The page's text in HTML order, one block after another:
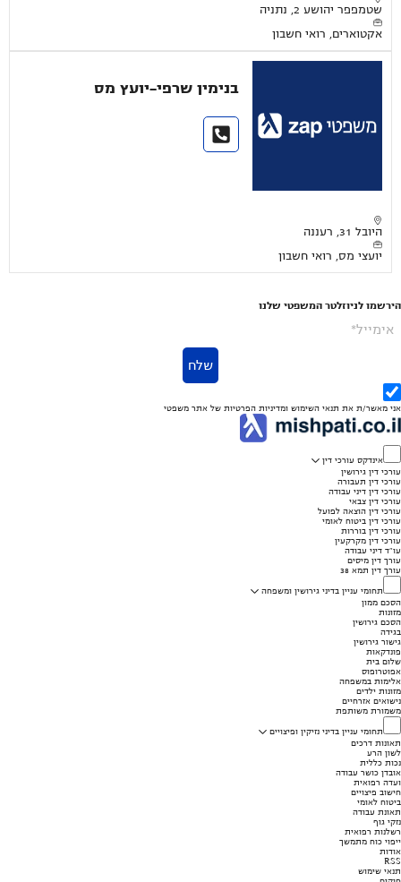
שטמפפר יהושע 2, נתניה
אקטוארים, רואי חשבון
בנימין שרפי-יועץ מס
היובל 31, רעננה
יועצי מס, רואי חשבון
הירשמו לניוזלטר המשפטי שלנו
אימייל*
שלח
אני מאשר/ת את תנאי השימוש ומדיניות הפרטיות של אתר משפטי
אינדקס עורכי דין
עורכי דין גירושין
עורכי דין תעבורה
עורכי דין דיני עבודה
עורכי דין צבאי
עורכי דין הוצאה לפועל
עורכי דין ביטוח לאומי
עורכי דין בוררות
עורכי דין מקרקעין
עו"ד דיני עבודה
עורך דין מיסים
עורך דין תמא 38
תחומי עניין בדיני גירושין ומשפחה
הסכם ממון
מזונות
הסכם גירושין
בגידה
גישור גירושין
פונדקאות
שלום בית
אפוטרופוס
אלימות במשפחה
מזונות ילדים
נישואים אזרחיים
משמורת משותפת
תחומי עניין בדיני נזיקין ופיצויים
תאונות דרכים
לשון הרע
נכות כללית
אובדן כושר עבודה
ועדה רפואית
חישוב פיצויים
ביטוח לאומי
תאונת עבודה
נזקי גוף
רשלנות רפואית
ייפוי כוח מתמשך
אודות
RSS
תנאי שימוש